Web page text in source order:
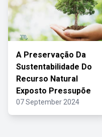
A Preservação Da
Sustentabilidade Do
Recurso Natural
Exposto Pressupõe
07 September 2024